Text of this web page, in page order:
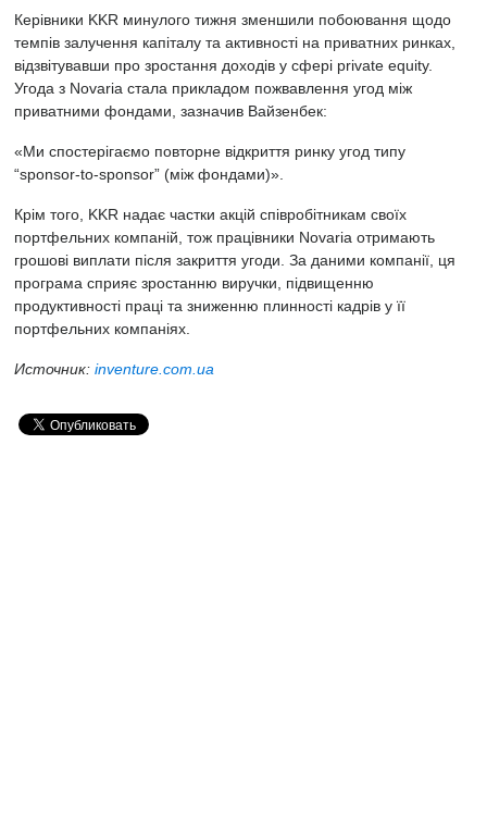
Керівники KKR минулого тижня зменшили побоювання щодо
темпів залучення капіталу та активності на приватних ринках,
відзвітувавши про зростання доходів у сфері private equity.
Угода з Novaria стала прикладом пожвавлення угод між
приватними фондами, зазначив Вайзенбек:
«Ми спостерігаємо повторне відкриття ринку угод типу
“sponsor-to-sponsor” (між фондами)».
Крім того, KKR надає частки акцій співробітникам своїх
портфельних компаній, тож працівники Novaria отримають
грошові виплати після закриття угоди. За даними компанії, ця
програма сприяє зростанню виручки, підвищенню
продуктивності праці та зниженню плинності кадрів у її
портфельних компаніях.
Источник: inventure.com.ua